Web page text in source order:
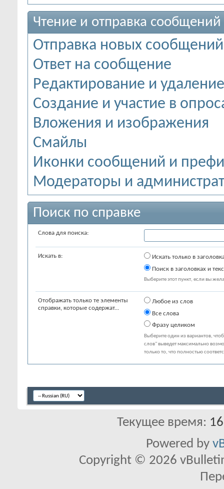
Чтение и отправка сообщений
Отправка новых сообщений
Ответ на сообщение
Редактирование и
Создание и участие в
Вложения и изображения
Смайлы
Иконки сообщений и
Модераторы и
Поиск по справке
Слова для поиска:
Искать в:
Искать только в
Поиск в заголовках и
Выберите этот пункт, если вы
Отображать только те элементы
справки, которые содержат...
Любое из слов
Все слова
Фразу целиком
Выберите один из вариантов,
слов" выведет максимально
только то, что полностью
Текущее время:
Powered by
Copyright © 2026